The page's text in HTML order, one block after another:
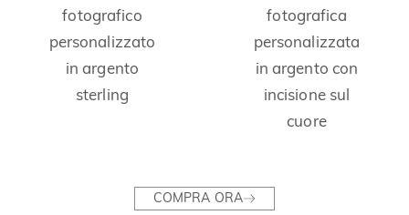
fotografico
personalizzato
in argento
sterling
fotografica
personalizzata
in argento con
incisione sul
cuore
COMPRA ORA